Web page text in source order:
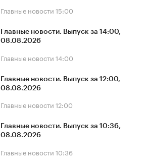
Главные новости 15:00
Главные новости. Выпуск за 14:00,
08.08.2026
Главные новости 14:00
Главные новости. Выпуск за 12:00,
08.08.2026
Главные новости 12:00
Главные новости. Выпуск за 10:36,
08.08.2026
Главные новости 10:36